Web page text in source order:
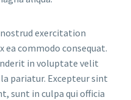
exercitation
ea commodo consequat.
in voluptate velit
pariatur. Excepteur sint
sunt in culpa qui officia